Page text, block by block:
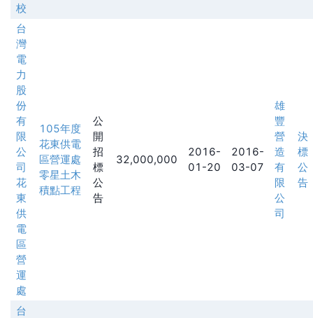
校
台
灣
電
力
股
份
有
限
公
司
花
東
供
電
區
營
運
處
105年度
花東供電
區營運處
零星土木
積點工程
公
開
招
標
公
告
32,000,000
2016-
01-20
2016-
03-07
雄
豐
營
造
有
限
公
司
決
標
公
告
台